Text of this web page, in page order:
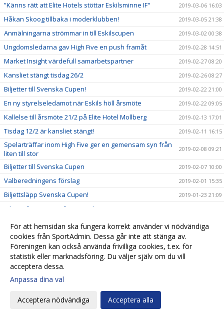
”Känns rätt att Elite Hotels stöttar Eskilsminne IF" 2019-03-06 16:03
Håkan Skoog tillbaka i moderklubben! 2019-03-05 21:38
Anmälningarna strömmar in till Eskilscupen 2019-03-02 00:38
Ungdomsledarna gav High Five en push framåt 2019-02-28 14:51
Market Insight värdefull samarbetspartner 2019-02-27 08:20
Kansliet stängt tisdag 26/2 2019-02-26 08:27
Biljetter till Svenska Cupen! 2019-02-22 21:00
En ny styrelseledamot när Eskils höll årsmöte 2019-02-22 09:05
Kallelse till årsmöte 21/2 på Elite Hotel Mollberg 2019-02-13 17:01
Tisdag 12/2 är kansliet stängt! 2019-02-11 16:15
Spelarträffar inom High Five ger en gemensam syn från
liten till stor
2019-02-08 09:21
Biljetter till Svenska Cupen 2019-02-07 10:00
Valberedningens förslag 2019-02-01 15:35
Biljettsläpp Svenska Cupen! 2019-01-23 21:09
Biljettinformation inför Svenska Cupen!
Kalle Olsson, ny klubbchef i Eskils 2019-01-22 15:45
Seniorlagens träningsläger spikade 2019-01-22 13:27
Eskils ungdomsläger 2019! 2019-01-21 12:30
Startskottet för High Five
Eskils lånar målvakt från MFF
Anmälningarna fortsätter strömma in till Eskilscupen!
För att hemsidan ska fungera korrekt använder vi nödvändiga
cookies från SportAdmin. Dessa går inte att stänga av.
Föreningen kan också använda frivilliga cookies, t.ex. för
statistik eller marknadsföring. Du väljer själv om du vill
acceptera dessa.
Anpassa dina val
Acceptera nödvändiga Acceptera alla